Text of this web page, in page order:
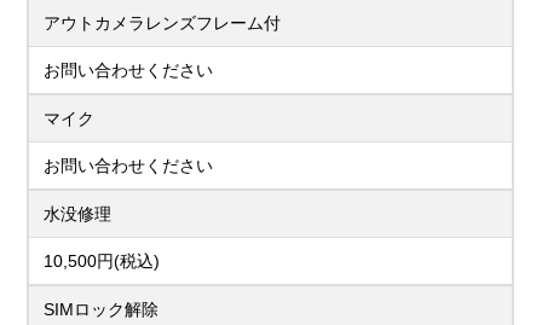
アウトカメラレンズフレーム付
お問い合わせください
マイク
お問い合わせください
水没修理
10,500円(税込)
SIMロック解除